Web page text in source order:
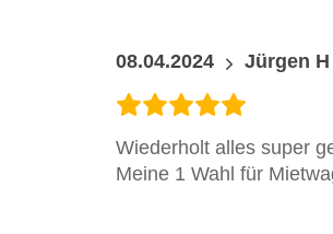
08.04.2024 Jürgen H
Wiederholt alles super
Meine 1 Wahl für